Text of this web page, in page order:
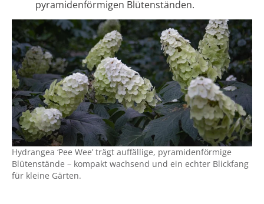
pyramidenförmigen Blütenständen.
Hydrangea ‘Pee Wee’ trägt auffällige, pyramidenförmige
Blütenstände – kompakt wachsend und ein echter Blickfang
für kleine Gärten.